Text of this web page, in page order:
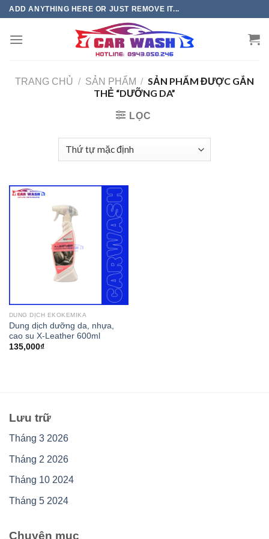
Chuyển
phần
ADD ANYTHING HERE OR JUST REMOVE IT...
TRANG CHỦ / SẢN PHẨM / SẢN PHẨM ĐƯỢC GẮN
THẺ “DƯỠNG DA”
LỌC
DUNG DỊCH EKOKEMIKA
Dung dịch dưỡng da, nhựa,
cao su X-Leather 600ml
135,000₫
Lưu trữ
Tháng 3 2026
Tháng 2 2026
Tháng 10 2024
Tháng 5 2024
Chuyên mục